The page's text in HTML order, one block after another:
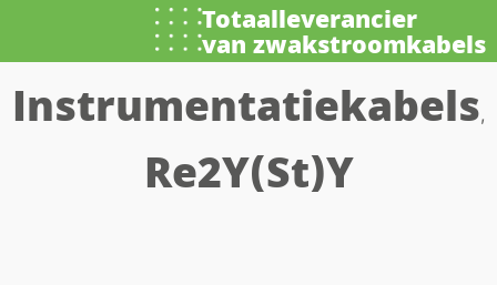
Totaalleverancier
van zwakstroomkabels
Instrumentatiekabels,
Re2Y(St)Y